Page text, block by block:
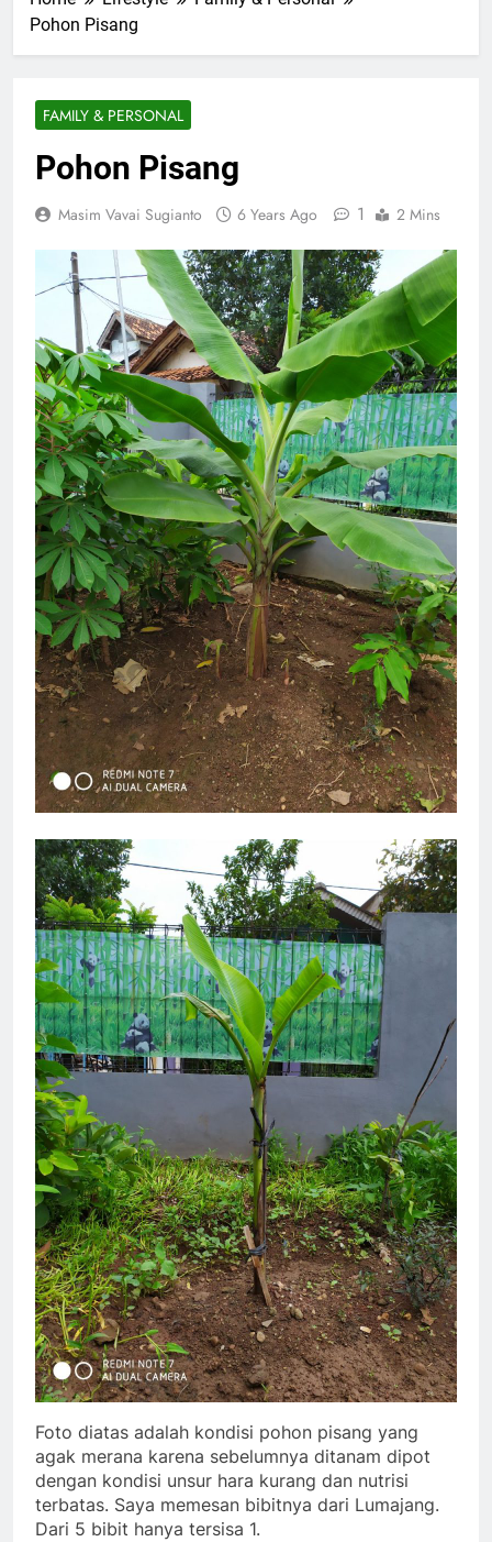
Pohon Pisang
FAMILY & PERSONAL
Pohon Pisang
Masim Vavai Sugianto 6 Years Ago 1 2 Mins
Foto diatas adalah kondisi pohon pisang yang
agak merana karena sebelumnya ditanam dipot
dengan kondisi unsur hara kurang dan nutrisi
terbatas. Saya memesan bibitnya dari Lumajang.
Dari 5 bibit hanya tersisa 1.